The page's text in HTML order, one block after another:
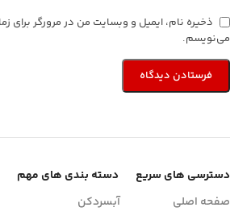
ذخیره نام، ایمیل و وبسایت من در مرورگر برای
می‌نویسم.
دسترسی های سریع دسته بندی های مهم
صفحه اصلی
آبسردکن